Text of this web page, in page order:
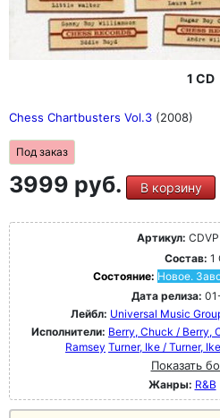
1 CD
Chess Chartbusters Vol.3 (2008)
Под заказ
3999 руб. В корзину
Артикул:
Состав: 1
Состояние: Новое.
Дата релиза:
Лейбл: Universal Music
Исполнители: Berry, Chuck / Berry,
Ramsey Turner, Ike / Turner, Ike
Показать
Жанры: R&B